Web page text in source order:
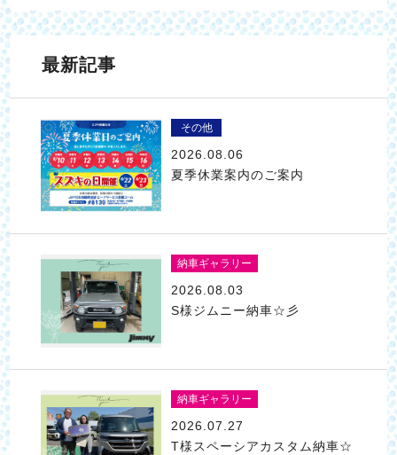
最新記事
その他
2026.08.06
夏季休業案内のご案内
納車ギャラリー
2026.08.03
S様ジムニー納車☆彡
納車ギャラリー
2026.07.27
T様スペーシアカスタム納車☆